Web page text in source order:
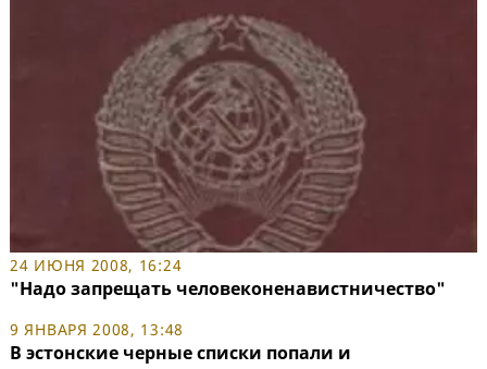
24 ИЮНЯ 2008, 16:24
"Надо запрещать человеконенавистничество"
9 ЯНВАРЯ 2008, 13:48
В эстонские черные списки попали и